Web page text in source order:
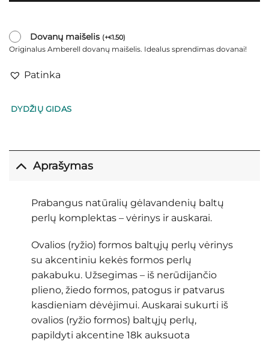
Dovanų maišelis (+€1.50)
Originalus Amberell dovanų maišelis. Idealus sprendimas dovanai!
Patinka
DYDŽIŲ GIDAS
Aprašymas
Prabangus natūralių gėlavandenių baltų
perlų komplektas – vėrinys ir auskarai.
Ovalios (ryžio) formos baltųjų perlų vėrinys
su akcentiniu kekės formos perlų
pakabuku. Užsegimas – iš nerūdijančio
plieno, žiedo formos, patogus ir patvarus
kasdieniam dėvėjimui. Auskarai sukurti iš
ovalios (ryžio formos) baltųjų perlų,
papildyti akcentine 18k auksuota